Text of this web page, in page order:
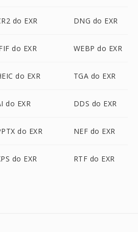
do EXR DNG do EXR
do EXR WEBP do EXR
do EXR TGA do EXR
do EXR DDS do EXR
do EXR NEF do EXR
do EXR RTF do EXR